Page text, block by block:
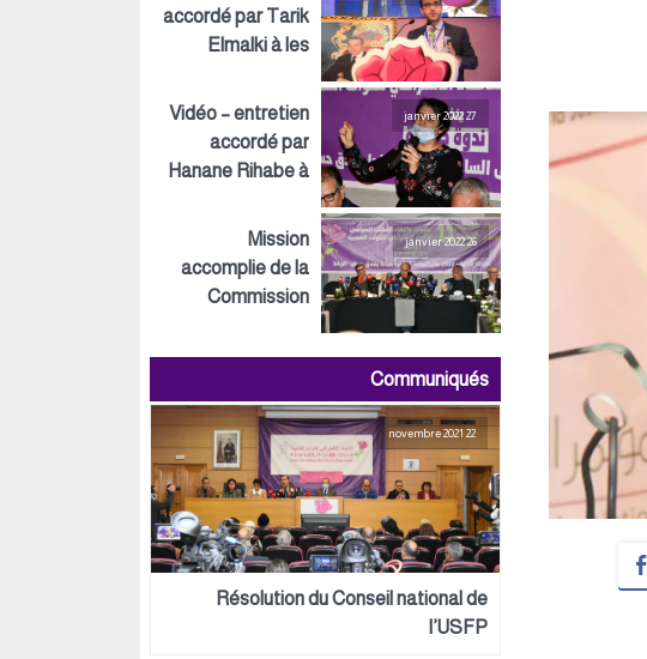
accordé par Tarik
Elmalki à les
27 janvier 2022
Vidéo – entretien
accordé par
Hanane Rihabe à
26 janvier 2022
Mission
accomplie de la
Commission
au niveau
organisationnel
que logistique
Communiqués
22 novembre 2021
Résolution du Conseil national de
l’USFP